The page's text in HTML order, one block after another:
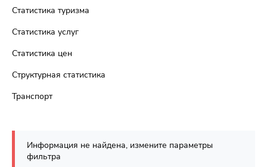
Статистика туризма
Статистика услуг
Статистика цен
Структурная статистика
Транспорт
Информация не найдена, измените параметры
фильтра